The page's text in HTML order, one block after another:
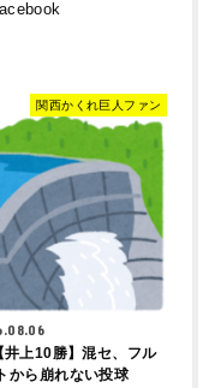
関西かくれ巨人ファン
井上10勝】混セ、フル
から崩れない投球